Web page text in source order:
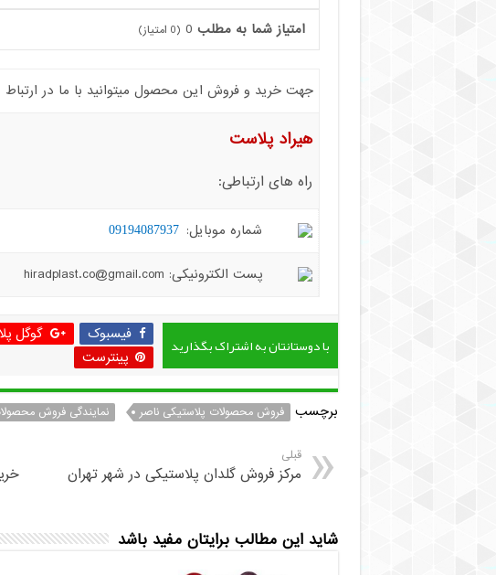
امتیاز شما به مطلب 0
(
0 امتیاز)
جهت خرید و فروش این محصول میتوانید با ما در ارتباط
هیراد پلاست
راه های ارتباطی:
شماره موبایل: 09194087937
پست الکترونیکی: hiradplast.co@gmail.com
با دوستانتان به اشتراک بگذارید فیسبوک گوگل
پینترست
برچسب فروش محصولات پلاستیکی ناصر نمایندگی فروش
قبلی
مرکز فروش گلدان پلاستیکی در شهر تهران
شاید این مطالب برایتان مفید باشد